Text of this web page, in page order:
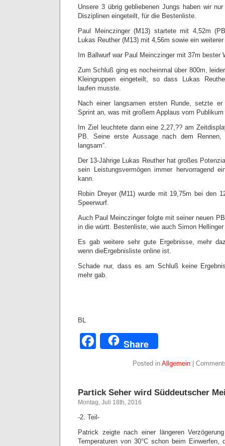
Unsere 3 übrig gebliebenen Jungs haben wir
Disziplinen eingeteilt, für die Bestenliste.
Paul Meinczinger (M13) startete mit 4,52m
Lukas Reuther (M13) mit 4,56m sowie ein
Im Ballwurf war Paul Meinczinger mit 37m bester
Zum Schluß ging es nocheinmal über 800m,
Kleingruppen eingeteilt, so dass Lukas
laufen musste.
Nach einer langsamen ersten Runde, setzte
Sprint an, was mit großem Applaus vom
Im Ziel leuchtete dann eine 2,27,?? am
PB. Seine erste Aussage nach dem
langsam“.
Der 13-Jährige Lukas Reuther hat großes
sein Leistungsvermögen immer hervorragend
kann.
Robin Dreyer (M11) wurde mit 19,75m bei den
Speerwurf.
Auch Paul Meinczinger folgte mit seiner neuen
in die württ. Bestenliste, wie auch Simon
Es gab weitere sehr gute Ergebnisse, mehr
wenn dieErgebnisliste online ist.
Schade nur, dass es am Schluß keine
mehr gab.
BL
Facebook
Share
Posted in Allgemein|
Partick Seher wird Süddeutscher
Montag, Juli 18th, 2016
-2. Teil-
Patrick zeigte nach einer längeren
Temperaturen von 30°C schon beim